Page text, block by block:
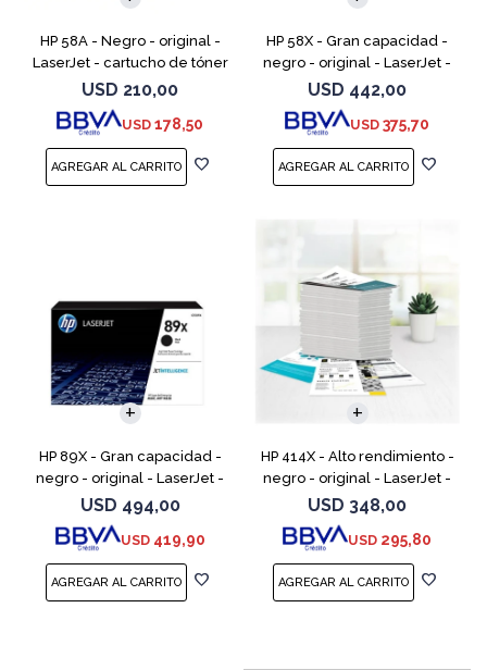
HP 58A - Negro - original -
LaserJet - cartucho de tóner
(CF258A) - para LaserJet Pro
M404dn, M404dw, M404n,
M428fdw, MFP M428dw
USD 210,00
USD 178,50
HP 58X - Gran capacidad -
negro - original - LaserJet -
cartucho de tóner (CF258X) -
para LaserJet Pro M404dn,
M404dw, M404n, M4
USD 442,00
USD 375,70
HP 89X - Gran capacidad -
negro - original - LaserJet -
cartucho de tóner (CF289X)
USD 494,00
USD 419,90
HP 414X - Alto rendimiento -
negro - original - LaserJet -
cartucho de tóner (W2020X) -
para Color LaserJet
Enterprise M455, MFP
USD 348,00
USD 295,80